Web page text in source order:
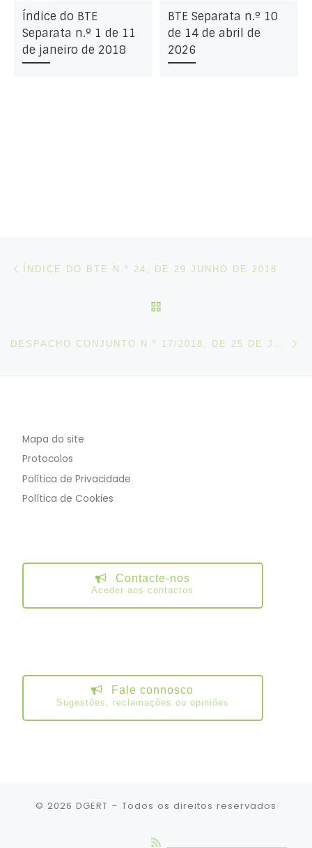
Índice do BTE
Separata n.º 1 de 11
de janeiro de 2018
BTE Separata n.º 10
de 14 de abril de
2026
Post navigation
ÍNDICE DO BTE N.º 24, DE 29 JUNHO DE 2018
Mapa do site
Protocolos
Política de Privacidade
Política de Cookies
Contacte-nos
Aceder aos contactos
Fale connosco
Sugestões, reclamações ou opiniões
© 2026 DGERT – Todos os direitos reservados